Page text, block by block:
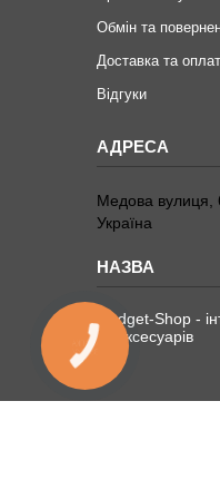
Обмін та
Доставка та
Відгуки
Медова вулиця,
Україна
Gadget-Shop -
та аксесуарів
КНОПКА
ЗВ'ЯЗКУ